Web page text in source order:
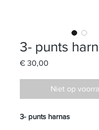
3- punts
€ 30,00
Niet op
3- punts harnas